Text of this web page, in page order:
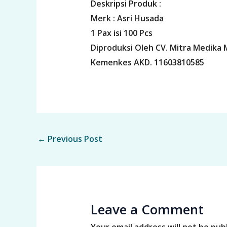
Deskripsi Produk :
Merk : Asri Husada
1 Pax isi 100 Pcs
Diproduksi Oleh CV. Mitra Medika
Kemenkes AKD. 11603810585
← Previous Post
Leave a Comment